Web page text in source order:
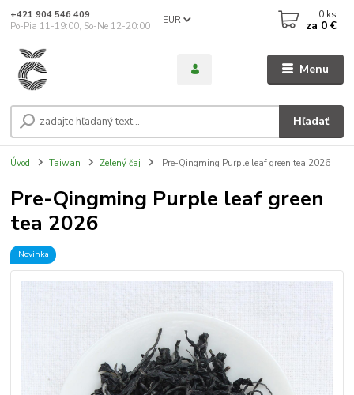
Menu
EUR
Hľadať
+421 904 546 409
Po-Pia 11-19:00, So-Ne 12-20:00
0 ks
za 0 €
Úvod Taiwan Zelený čaj Pre-Qingming Purple leaf green tea 2026
Pre-Qingming Purple leaf green
tea 2026
Novinka